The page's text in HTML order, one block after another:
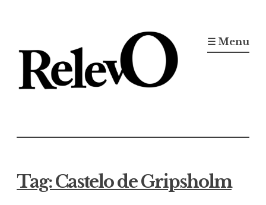
conteúdo
☰ Menu
Tag:Castelo de Gripsholm